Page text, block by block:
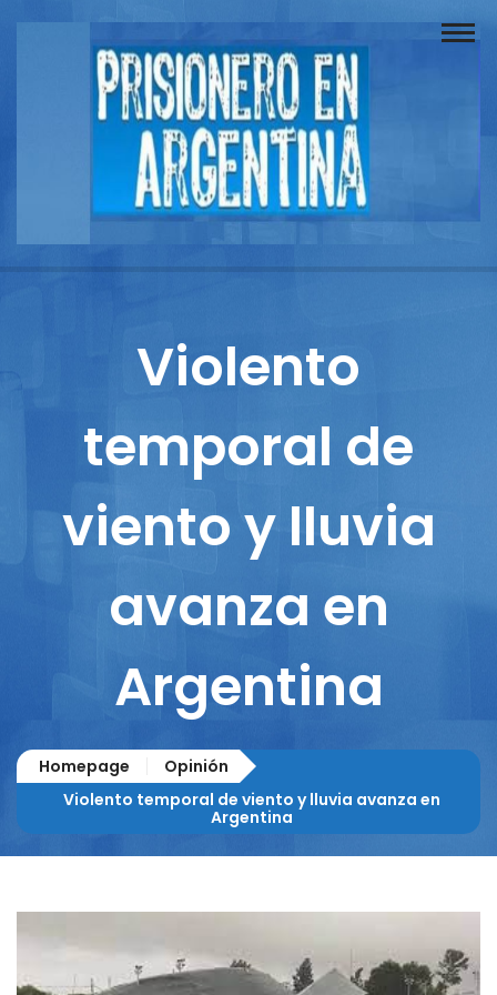
Buscador
Documentos
Columnistas
Violento
temporal de
viento y lluvia
avanza en
Argentina
Homepage
Opinión
Violento temporal de viento y lluvia avanza en
Argentina